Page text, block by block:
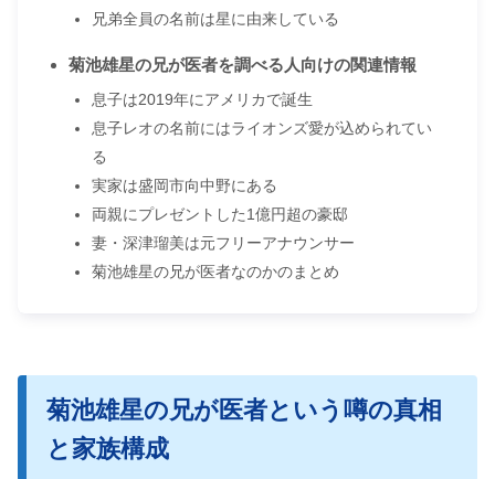
兄弟全員の名前は星に由来している
菊池雄星の兄が医者を調べる人向けの関連情報
息子は2019年にアメリカで誕生
息子レオの名前にはライオンズ愛が込められてい
る
実家は盛岡市向中野にある
両親にプレゼントした1億円超の豪邸
妻・深津瑠美は元フリーアナウンサー
菊池雄星の兄が医者なのかのまとめ
菊池雄星の兄が医者という噂の真相
と家族構成